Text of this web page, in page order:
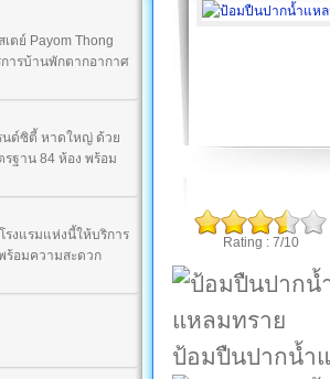
ตย์ Payom Thong
การบ้านพักตากอากาศ
นด์ซิตี้ หาดใหญ่ ด้วย
ฐาน 84 ห้อง พร้อม
งแรมแห่งนี้ให้บริการ
ร้อมความสะดวก
Rating : 7/10
ป้อมปืนปากน้ำ